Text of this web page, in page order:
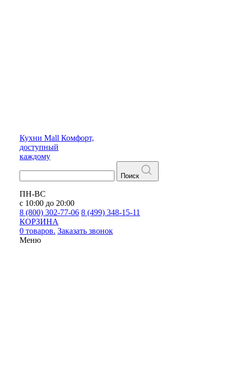
Кухни Mall Комфорт,
доступный
каждому
Поиск
ПН-ВС
с 10:00 до 20:00
8 (800) 302-77-06 8 (499) 348-15-11
КОРЗИНА
0 товаров. Заказать звонок
Меню